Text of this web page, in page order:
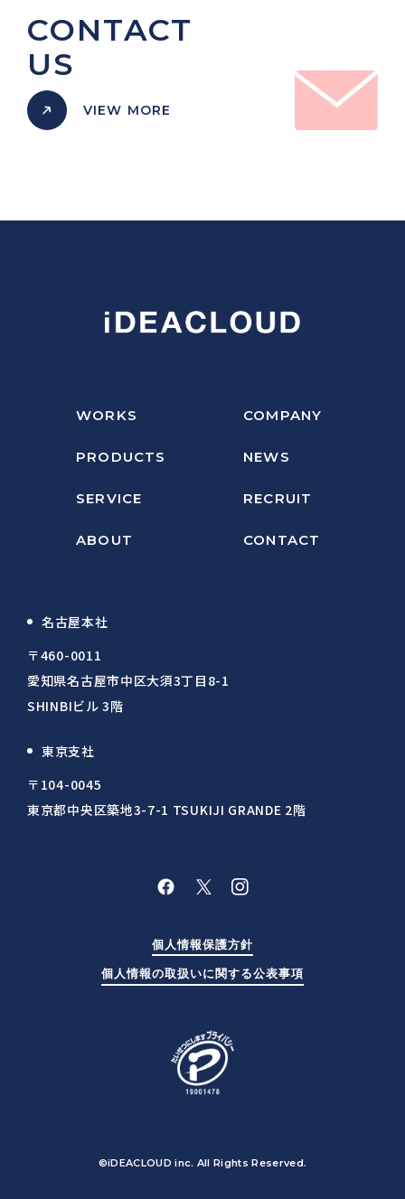
CONTACT
US
VIEW MORE
WORKS COMPANY
PRODUCTS NEWS
SERVICE RECRUIT
ABOUT CONTACT
名古屋本社
〒460-0011
愛知県名古屋市中区大須3丁目8-1
SHINBIビル 3階
東京支社
〒104-0045
東京都中央区築地3-7-1 TSUKIJI GRANDE 2階
個人情報保護方針
個人情報の取扱いに関する公表事項
©iDEACLOUD inc. All Rights Reserved.